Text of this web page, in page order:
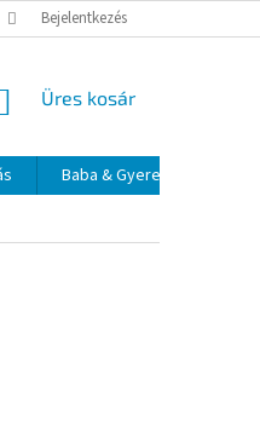
Bejelentkezés
KOSÁR
Üres kosár
Baba & Gyerek